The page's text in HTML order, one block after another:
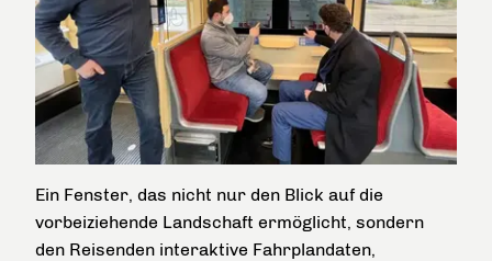
Ein Fenster, das nicht nur den Blick auf die
vorbeiziehende Landschaft ermöglicht, sondern
den Reisenden interaktive Fahrplandaten,